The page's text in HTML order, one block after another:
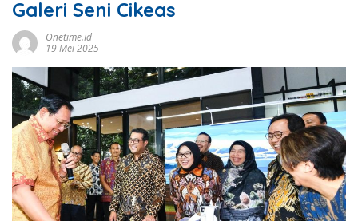
Galeri Seni Cikeas
Onetime.id
19 Mei 2025